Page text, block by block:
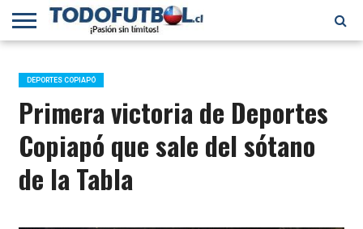
PRIMERA
B
SELECCIÓN
CHILENA
CHILENOS
EN EL
MUNDO
FÚTBOL
INTERNACIONAL
DEPORTES COPIAPÓ
Primera victoria de Deportes
Copiapó que sale del sótano
de la Tabla